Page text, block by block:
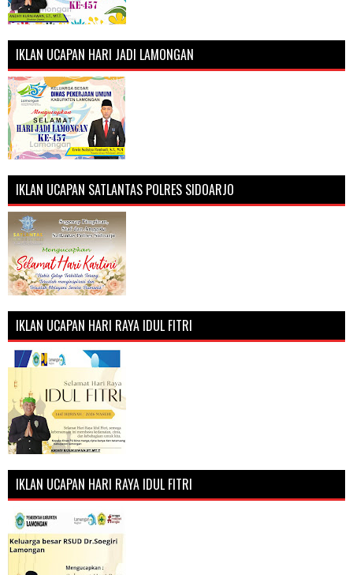
IKLAN UCAPAN HARI JADI LAMONGAN
IKLAN UCAPAN SATLANTAS POLRES SIDOARJO
IKLAN UCAPAN HARI RAYA IDUL FITRI
IKLAN UCAPAN HARI RAYA IDUL FITRI